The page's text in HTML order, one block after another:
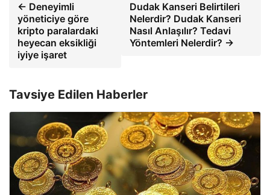
← Deneyimli
yöneticiye göre
kripto paralardaki
heyecan eksikliği
iyiye işaret
Dudak Kanseri Belirtileri
Nelerdir? Dudak Kanseri
Nasıl Anlaşılır? Tedavi
Yöntemleri Nelerdir? →
Tavsiye Edilen Haberler